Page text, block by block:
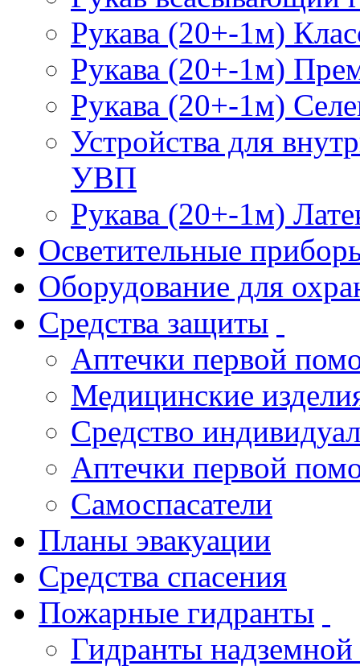
Рукава (20+-1м)
Рукава (20+-1м)
Рукава (20+-1м)
Устройства для
УВП
Рукава (20+-1м)
Осветительные
Оборудование для
Средства защиты
Аптечки первой
Медицинские
Средство
Аптечки первой
Самоспасатели
Планы эвакуации
Средства спасения
Пожарные гидранты
Гидранты